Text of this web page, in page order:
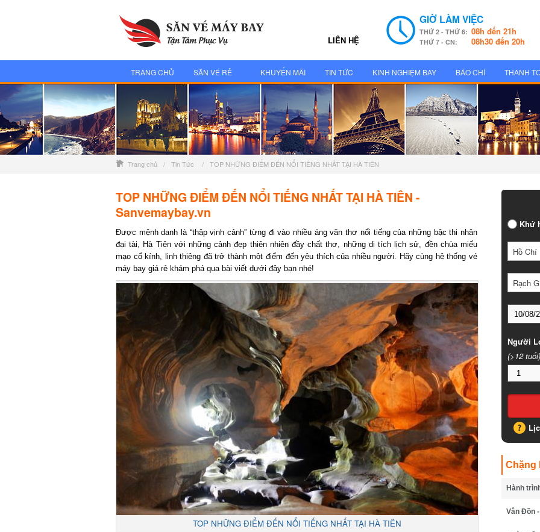
LIÊN HỆ
GIỜ LÀM VIỆC
THỨ 2 - THỨ 6:08h đến 21h
THỨ 7 - CN: 08h30 đến 20h
TRANG CHỦ SĂN VÉ RẺ KHUYẾN MÃI TIN TỨC KINH NGHIỆM BAY BÁO CHÍ THANH
Trang chủ / Tin Tức / TOP NHỮNG ĐIỂM ĐẾN NỔI TIẾNG NHẤT TẠI HÀ TIÊN
TOP NHỮNG ĐIỂM ĐẾN NỔI TIẾNG NHẤT TẠI HÀ TIÊN -
Sanvemaybay.vn
Được mệnh danh là “thập vịnh cảnh” từng đi vào nhiều áng văn thơ nổi tiếng của những bậc thi nhân
đại tài, Hà Tiên với những cảnh đẹp thiên nhiên đầy chất thơ, những di tích lịch sử, đền chùa miếu
mạo cổ kính, linh thiêng đã trở thành một điểm đến yêu thích của nhiều người. Hãy cùng hệ thống vé
máy bay giá rẻ khám phá qua bài viết dưới đây bạn nhé!
TOP NHỮNG ĐIỂM ĐẾN NỔI TIẾNG NHẤT TẠI HÀ TIÊN
Khứ
Hồ Chí
Rạch
Người
(>12 tuổi)
Chặng
Hành trình*
Vân Đồn -